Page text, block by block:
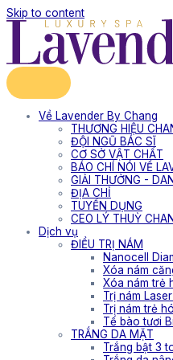
Skip to content
Về Lavender By Chang
THƯƠNG HIỆU
ĐỘI NGŨ BÁC SĨ
CƠ SỞ VẬT CHẤT
BÁO CHÍ NÓI VỀ
GIẢI THƯỞNG -
ĐỊA CHỈ
TUYỂN DỤNG
CEO LÝ THUỲ
Dịch vụ
ĐIỀU TRỊ NÁM
Nanocell
Xóa nám
Xóa nám trẻ
Trị nám
Trị nám trẻ
Tế bào tươi
TRẮNG DA MẶT
Trắng bật 3